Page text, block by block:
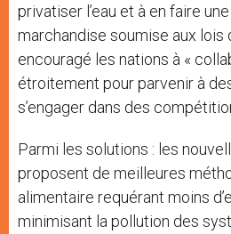
privatiser l’eau et à en faire une
marchandise soumise aux lois
encouragé les nations à «
étroitement pour parvenir à
s’engager dans des
Parmi les solutions : les
proposent de meilleures
alimentaire requérant moins
minimisant la pollution des